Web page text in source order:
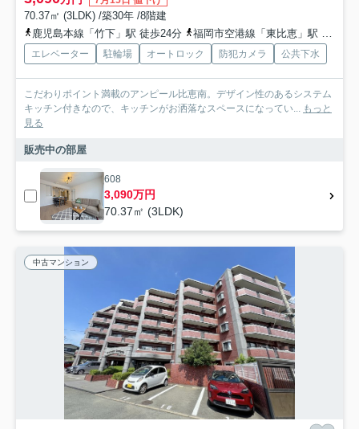
70.37㎡ (3LDK) /築30年 /8階建
鹿児島本線「竹下」駅 徒歩24分
福岡市空港線「東比恵」駅 徒歩30分
エレベーター 駐輪場 オートロック 防犯カメラ 公共下水
こだわりポイント満載のアンピール比恵南。デザイン性のあるシステム
キッチン付きなので、キッチンがお洒落なスペースになってい... もっと
見る
販売中の部屋
608
3,090万円
70.37㎡ (3LDK)
中古マンション